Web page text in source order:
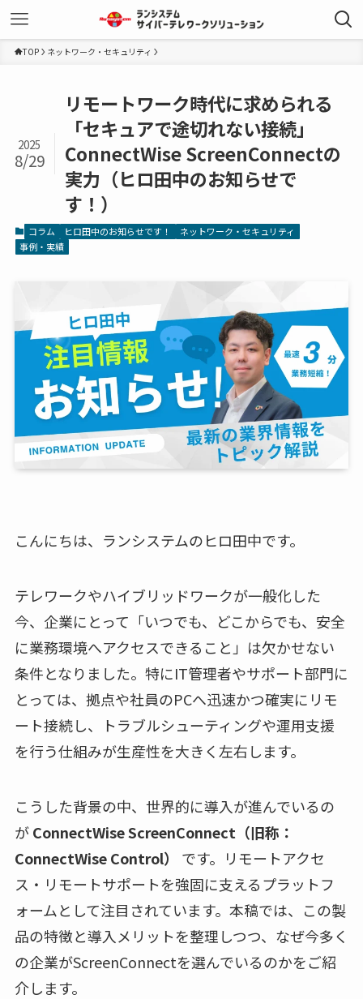
TOP ネットワーク・セキュリティ
リモートワーク時代に求められる
「セキュアで途切れない接続」
ConnectWise ScreenConnectの
実力（ヒロ田中のお知らせで
す！）
2025
8/29
コラム ヒロ田中のお知らせです！
ネットワーク・セキュリティ
事例・実績
こんにちは、ランシステムのヒロ田中です。
テレワークやハイブリッドワークが一般化した
今、企業にとって「いつでも、どこからでも、安全
に業務環境へアクセスできること」は欠かせない
条件となりました。特にIT管理者やサポート部門に
とっては、拠点や社員のPCへ迅速かつ確実にリモ
ート接続し、トラブルシューティングや運用支援
を行う仕組みが生産性を大きく左右します。
こうした背景の中、世界的に導入が進んでいるの
がConnectWise ScreenConnect（旧称：
ConnectWise Control）
です。リモートアクセ
ス・リモートサポートを強固に支えるプラットフ
ォームとして注目されています。本稿では、この製
品の特徴と導入メリットを整理しつつ、なぜ今多く
の企業がScreenConnectを選んでいるのかをご紹
介します。